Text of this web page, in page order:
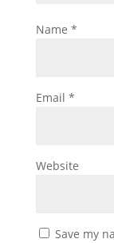
Name *
Email *
Website
Save my